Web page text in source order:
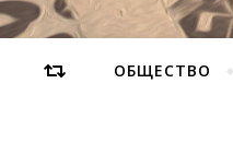
ОБЩЕСТВО